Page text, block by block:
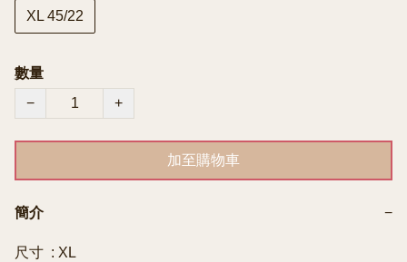
XL 45/22
數量
−
+
加至購物車
簡介 −
尺寸  : XL